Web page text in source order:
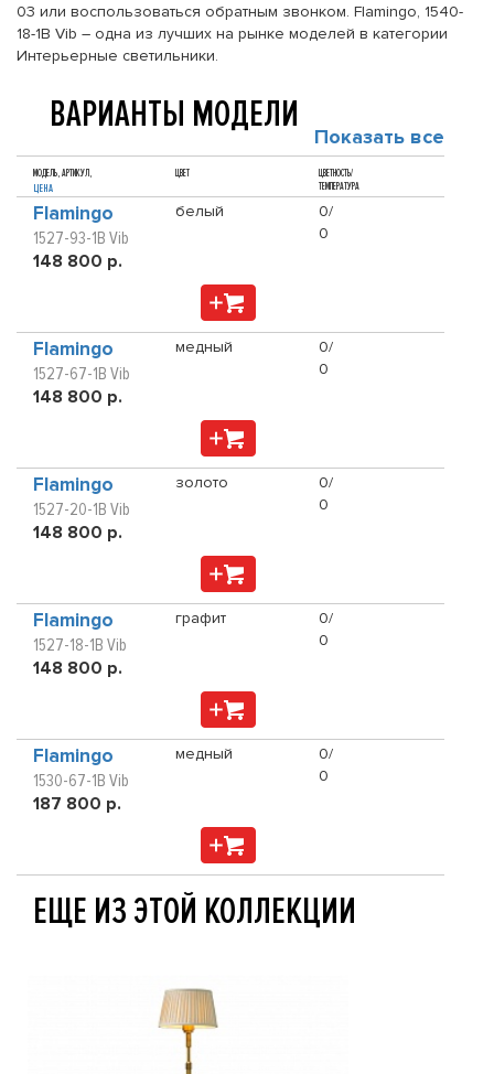
03 или воспользоваться обратным звонком. Flamingo, 1540-
18-1B Vib – одна из лучших на рынке моделей в категории
Интерьерные светильники.
ВАРИАНТЫ МОДЕЛИ Показать все
МОДЕЛЬ, АРТИКУЛ,
ЦЕНА
ЦВЕТ
ЦВЕТНОСТЬ/
ТЕМПЕРАТУРА
Flamingo
1527-93-1B Vib
148 800 р.
белый
0/
0
Flamingo
1527-67-1B Vib
148 800 р.
медный
0/
0
Flamingo
1527-20-1B Vib
148 800 р.
золото
0/
0
Flamingo
1527-18-1B Vib
148 800 р.
графит
0/
0
Flamingo
1530-67-1B Vib
187 800 р.
медный
0/
0
ЕЩЕ ИЗ ЭТОЙ КОЛЛЕКЦИИ